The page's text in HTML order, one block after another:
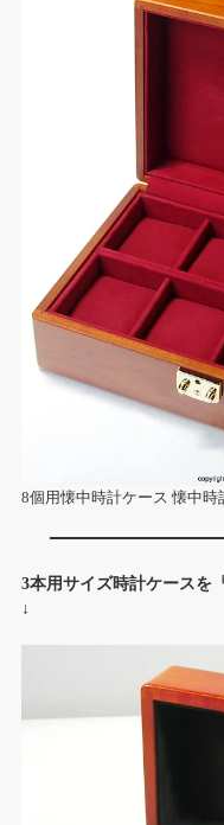
8個用懐中時計ケース 懐中時
3本用サイズ時計ケース
↓